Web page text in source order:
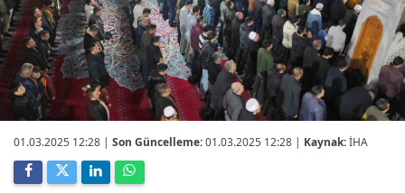
01.03.2025 12:28 | Son Güncelleme:01.03.2025 12:28 | Kaynak:İHA